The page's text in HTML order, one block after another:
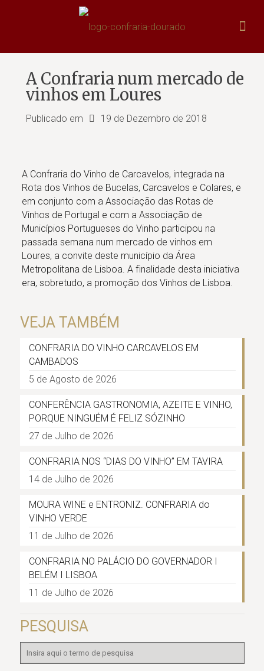
A Confraria num mercado de
vinhos em Loures
Publicado em 19 de Dezembro de 2018
A Confraria do Vinho de Carcavelos, integrada na
Rota dos Vinhos de Bucelas, Carcavelos e Colares, e
em conjunto com a Associação das Rotas de
Vinhos de Portugal e com a Associação de
Municípios Portugueses do Vinho participou na
passada semana num mercado de vinhos em
Loures, a convite deste município da Área
Metropolitana de Lisboa. A finalidade desta iniciativa
era, sobretudo, a promoção dos Vinhos de Lisboa.
VEJA TAMBÉM
CONFRARIA DO VINHO CARCAVELOS EM
CAMBADOS
5 de Agosto de 2026
CONFERÊNCIA GASTRONOMIA, AZEITE E VINHO,
PORQUE NINGUÉM É FELIZ SÓZINHO
27 de Julho de 2026
CONFRARIA NOS “DIAS DO VINHO” EM TAVIRA
14 de Julho de 2026
MOURA WINE e ENTRONIZ. CONFRARIA do
VINHO VERDE
11 de Julho de 2026
CONFRARIA NO PALÁCIO DO GOVERNADOR I
BELÉM I LISBOA
11 de Julho de 2026
PESQUISA